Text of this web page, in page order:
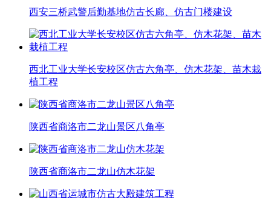
西安三桥武警后勤基地仿古长廊、仿古门楼建设
西北工业大学长安校区仿古六角亭、仿木花架、苗木栽
植工程
陕西省商洛市二龙山景区八角亭
陕西省商洛市二龙山仿木花架